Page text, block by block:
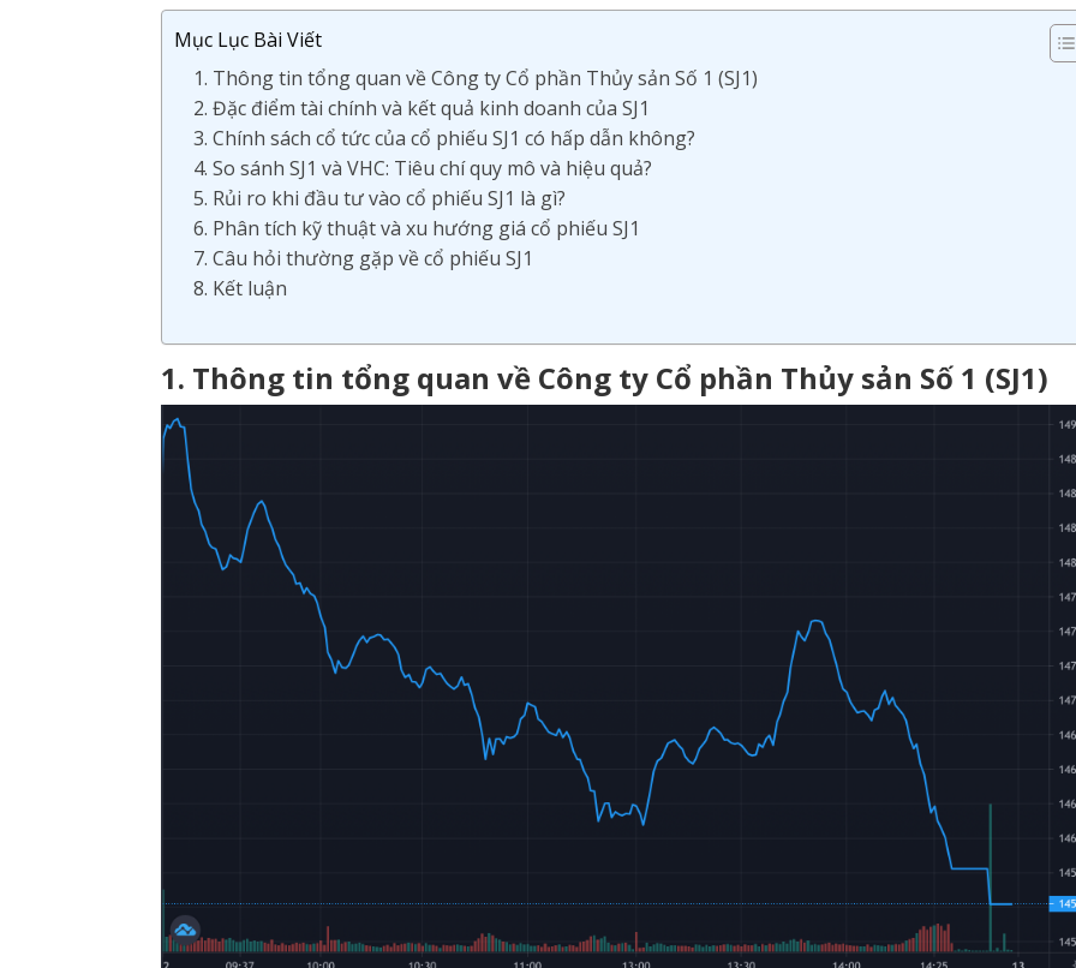
Mục Lục Bài Viết
1. Thông tin tổng quan về Công ty Cổ phần Thủy sản Số 1 (SJ1)
2. Đặc điểm tài chính và kết quả kinh doanh của SJ1
3. Chính sách cổ tức của cổ phiếu SJ1 có hấp dẫn không?
4. So sánh SJ1 và VHC: Tiêu chí quy mô và hiệu quả?
5. Rủi ro khi đầu tư vào cổ phiếu SJ1 là gì?
6. Phân tích kỹ thuật và xu hướng giá cổ phiếu SJ1
7. Câu hỏi thường gặp về cổ phiếu SJ1
8. Kết luận
1. Thông tin tổng quan về Công ty Cổ phần Thủy sản Số 1 (SJ1)